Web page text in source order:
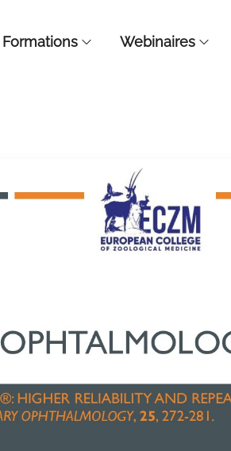
Formations Webinaires